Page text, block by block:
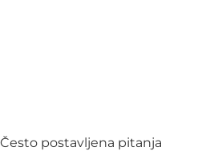
Često postavljena pitanja